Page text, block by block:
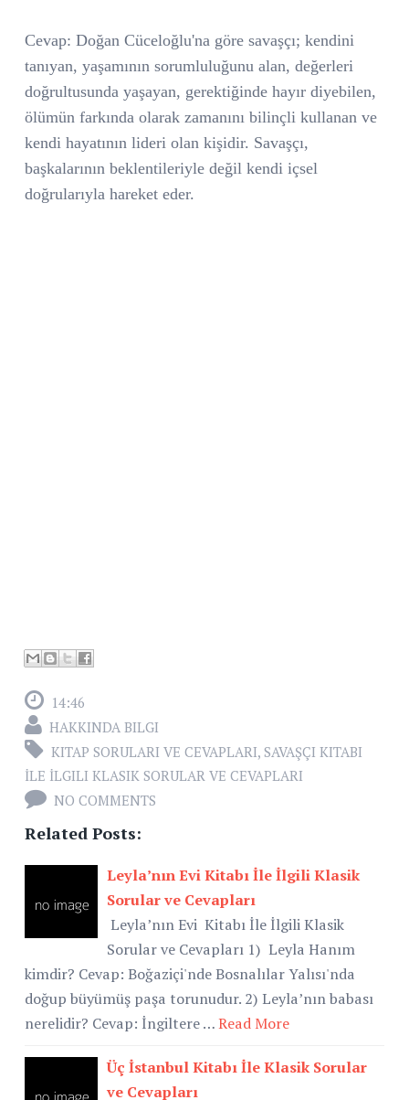
Cevap: Doğan Cüceloğlu'na göre savaşçı; kendini
tanıyan, yaşamının sorumluluğunu alan, değerleri
doğrultusunda yaşayan, gerektiğinde hayır diyebilen,
ölümün farkında olarak zamanını bilinçli kullanan ve
kendi hayatının lideri olan kişidir. Savaşçı,
başkalarının beklentileriyle değil kendi içsel
doğrularıyla hareket eder.
14:46
HAKKINDA BILGI
KITAP SORULARI VE CEVAPLARI, SAVAŞÇI KITABI
İLE İLGILI KLASIK SORULAR VE CEVAPLARI
NO COMMENTS
Related Posts:
Leyla’nın Evi Kitabı İle İlgili Klasik
Sorular ve Cevapları
Leyla’nın Evi Kitabı İle İlgili Klasik
Sorular ve Cevapları 1) Leyla Hanım
kimdir? Cevap: Boğaziçi'nde Bosnalılar Yalısı'nda
doğup büyümüş paşa torunudur. 2) Leyla’nın babası
nerelidir? Cevap: İngiltere …Read More
Üç İstanbul Kitabı İle Klasik Sorular
ve Cevapları